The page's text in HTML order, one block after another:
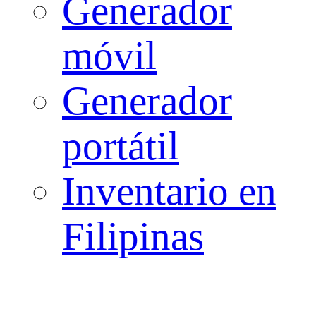
Generador
móvil
Generador
portátil
Inventario en
Filipinas